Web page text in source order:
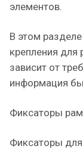
элементов.
В этом
крепления для
зависит от
информация
Фиксаторы
Фиксаторы